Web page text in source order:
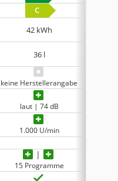
C
42 kWh
36 l
keine Herstellerangabe
laut | 74 dB
1.000 U/min
15 Programme